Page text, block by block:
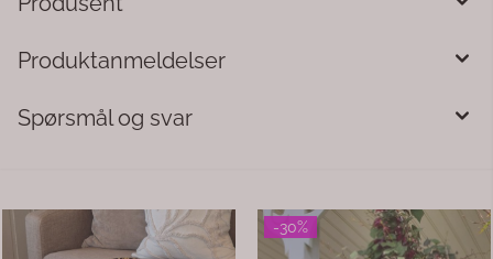
Produktanmeldelser
Spørsmål og svar
Skje/øse resirkulert tre Plantekasse stor